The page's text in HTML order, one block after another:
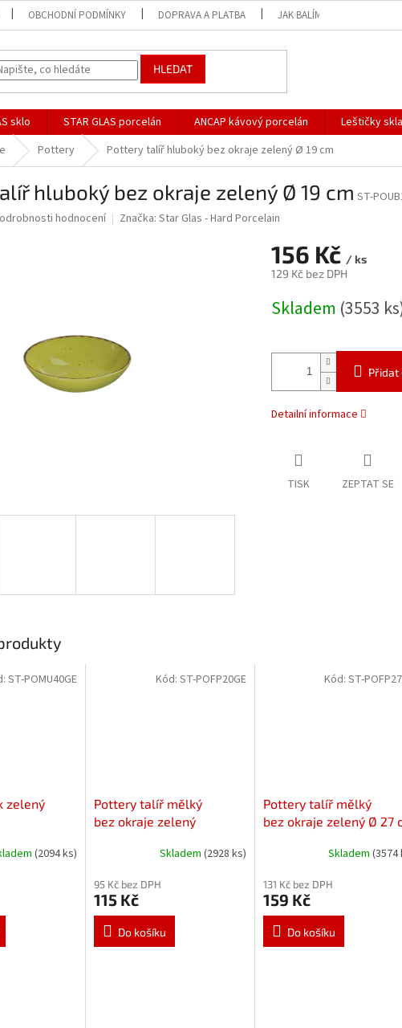
OBCHODNÍ PODMÍNKY DOPRAVA A PLATBA JAK BALÍME NAŠE ZÁSILKY
HLEDAT
sklo STAR GLAS porcelán ANCAP kávový porcelán Leštičky
Pottery Pottery talíř hluboký bez okraje zelený Ø 19 cm
hluboký bez okraje zelený Ø 19 cm ST-
hodnocení Značka: Star Glas - Hard Porcelain
156 Kč / ks
129 Kč bez DPH
cena:
Skladem (3553
Přidat
Detailní informace
TISK ZEPTAT SE
zelený
(2094 ks)
ST-POMU40GE
Pottery talíř mělký
bez okraje zelený
Skladem (2928 ks)
95 Kč bez DPH
115 Kč
Do košíku
Kód: ST-POFP20GE
Pottery talíř mělký
bez okraje zelený Ø 27
Skladem(3574
131 Kč bez DPH
159 Kč
Do košíku
Kód:ST-